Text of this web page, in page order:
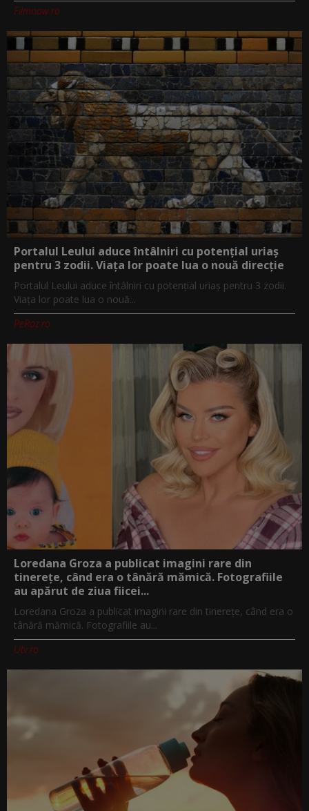
Filmnow.ro
Portalul Leului aduce întâlniri cu potențial uriaș
pentru 3 zodii. Viața lor poate lua o nouă direcție
Portalul Leului aduce întâlniri cu potențial uriaș pentru 3 zodii.
Viața lor poate lua o nouă...
PeRoz.ro
Loredana Groza a publicat imagini rare din
tinerețe, când era o tânără mămică. Fotografiile
au apărut de ziua fiicei...
Loredana Groza a publicat imagini rare din tinerețe, când era o
tânără mămică. Fotografiile au...
Utv.ro